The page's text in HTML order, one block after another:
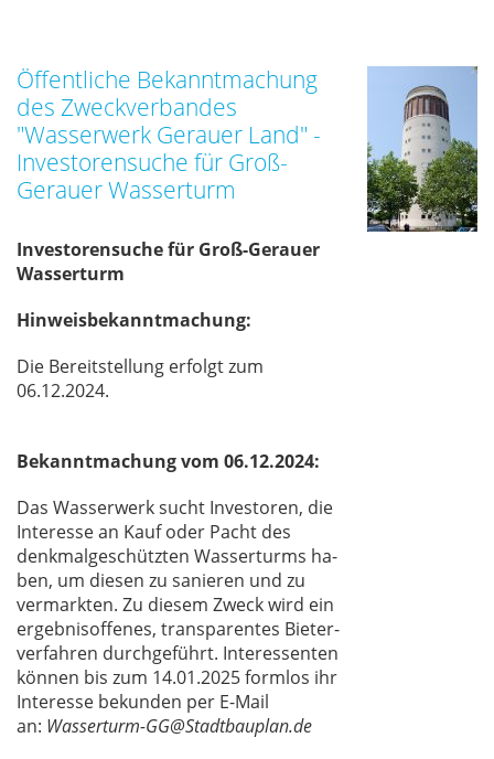
Öffentliche Bekanntmachung
des Zweckverbandes
"Wasserwerk Gerauer Land" -
Investorensuche für Groß-
Gerauer Wasserturm
Investorensuche für Groß-Gerauer
Wasserturm
Hinweisbekanntmachung:
Die Be­reit­stel­lung er­folgt zum
06.12.2024.
Bekanntmachung vom 06.12.2024:
Das Was­ser­werk sucht In­ves­to­ren, die
In­ter­es­se an Kauf oder Pacht des
denk­mal­ge­schütz­ten Was­ser­turms ha­
ben, um die­sen zu sa­nie­ren und zu
ver­mark­ten. Zu die­sem Zweck wird ein
er­geb­nis­of­fe­nes, trans­pa­ren­tes Bie­ter­
ver­fah­ren durch­ge­führt. In­ter­es­sen­ten
kön­nen bis zum 14.01.2025 form­los ihr
In­ter­es­se be­kun­den per E-Mail
an: Wasserturm-GG@Stadtbauplan.de